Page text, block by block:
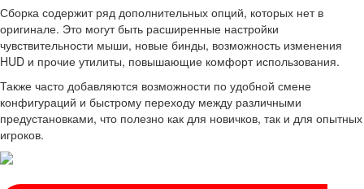
Сборка содержит ряд дополнительных опций, которых нет в
оригинале. Это могут быть расширенные настройки
чувствительности мыши, новые бинды, возможность изменения
HUD и прочие утилиты, повышающие комфорт использования.
Также часто добавляются возможности по удобной смене
конфигураций и быстрому переходу между различными
предустановками, что полезно как для новичков, так и для опытных
игроков.